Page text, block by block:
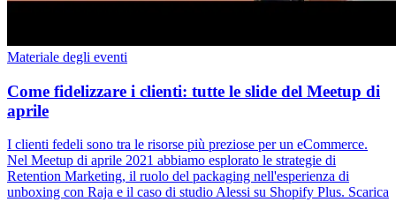
Materiale degli eventi
Come fidelizzare i clienti: tutte le slide del Meetup di
aprile
I clienti fedeli sono tra le risorse più preziose per un eCommerce.
Nel Meetup di aprile 2021 abbiamo esplorato le strategie di
Retention Marketing, il ruolo del packaging nell'esperienza di
unboxing con Raja e il caso di studio Alessi su Shopify Plus. Scarica